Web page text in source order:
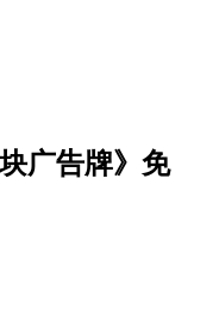
广告牌》免